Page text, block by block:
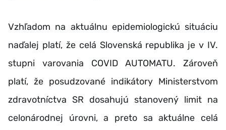
Vzhľadom na aktuálnu epidemiologickú situáciu
naďalej platí, že celá Slovenská republika je v IV.
stupni varovania COVID AUTOMATU. Zároveň
platí, že posudzované indikátory Ministerstvom
zdravotníctva SR dosahujú stanovený limit na
celonárodnej úrovni, a preto sa aktuálne celá